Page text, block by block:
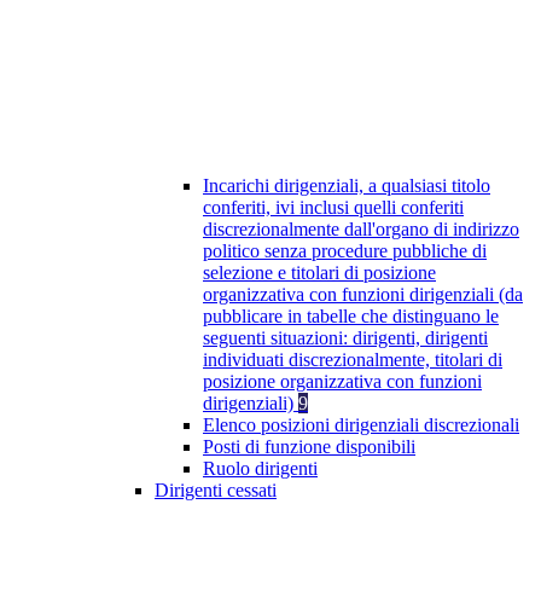
Incarichi dirigenziali, a qualsiasi titolo
conferiti, ivi inclusi quelli conferiti
discrezionalmente dall'organo di indirizzo
politico senza procedure pubbliche di
selezione e titolari di posizione
organizzativa con funzioni dirigenziali (da
pubblicare in tabelle che distinguano le
seguenti situazioni: dirigenti, dirigenti
individuati discrezionalmente, titolari di
posizione organizzativa con funzioni
dirigenziali) 9
Elenco posizioni dirigenziali discrezionali
Posti di funzione disponibili
Ruolo dirigenti
Dirigenti cessati